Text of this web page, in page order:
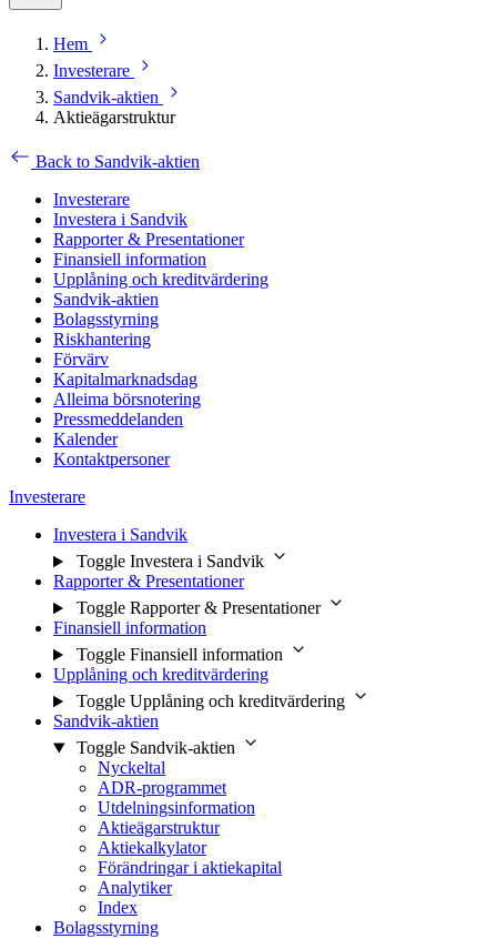
Hem
Investerare
Sandvik-aktien
Aktieägarstruktur
Back to Sandvik-aktien
Investerare
Investera i Sandvik
Rapporter & Presentationer
Finansiell information
Upplåning och kreditvärdering
Sandvik-aktien
Bolagsstyrning
Riskhantering
Förvärv
Kapitalmarknadsdag
Alleima börsnotering
Pressmeddelanden
Kalender
Kontaktpersoner
Investerare
Investera i Sandvik
Toggle Investera i Sandvik
Rapporter & Presentationer
Toggle Rapporter & Presentationer
Finansiell information
Toggle Finansiell information
Upplåning och kreditvärdering
Toggle Upplåning och kreditvärdering
Sandvik-aktien
Toggle Sandvik-aktien
Nyckeltal
ADR-programmet
Utdelningsinformation
Aktieägarstruktur
Aktiekalkylator
Förändringar i aktiekapital
Analytiker
Index
Bolagsstyrning